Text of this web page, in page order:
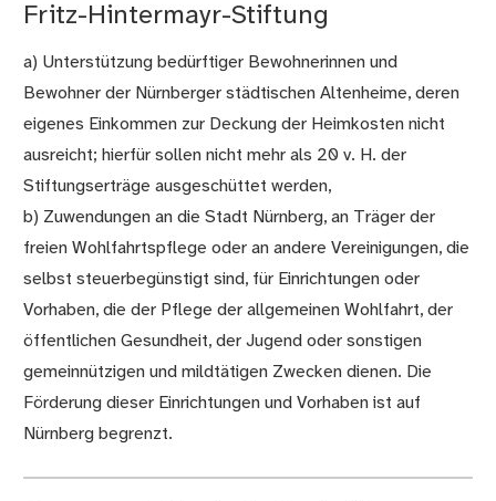
Fritz-Hintermayr-Stiftung
a) Unterstützung bedürftiger Bewohnerinnen und
Bewohner der Nürnberger städtischen Altenheime, deren
eigenes Einkommen zur Deckung der Heimkosten nicht
ausreicht; hierfür sollen nicht mehr als 20 v. H. der
Stiftungserträge ausgeschüttet werden,
b) Zuwendungen an die Stadt Nürnberg, an Träger der
freien Wohlfahrtspflege oder an andere Vereinigungen, die
selbst steuerbegünstigt sind, für Einrichtungen oder
Vorhaben, die der Pflege der allgemeinen Wohlfahrt, der
öffentlichen Gesundheit, der Jugend oder sonstigen
gemeinnützigen und mildtätigen Zwecken dienen. Die
Förderung dieser Einrichtungen und Vorhaben ist auf
Nürnberg begrenzt.